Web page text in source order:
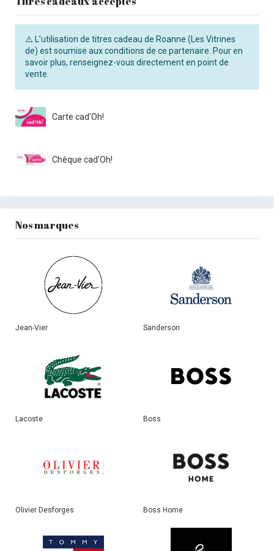
⚠️ L’utilisation de titres cadeau de Roanne (Les Vitrines
de) est soumise aux conditions de ce partenaire. Pour en
savoir plus, renseignez-vous directement en point de
vente.
Carte cad'Oh!
Chèque cad'Oh!
Nos marques
Jean-Vier Sanderson
Lacoste Boss
Olivier Desforges Boss Home